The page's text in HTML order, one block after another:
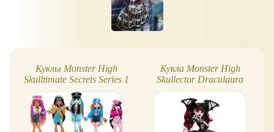
Куклы Monster High
Skulltimate Secrets Series 1
Кукла Monster High
Skullector Draculaura
Halloween edition